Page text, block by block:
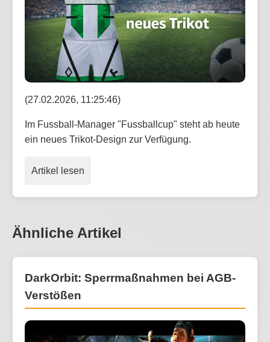
(27.02.2026, 11:25:46)
Im Fussball-Manager "Fussballcup" steht ab heute
ein neues Trikot-Design zur Verfügung.
Artikel lesen
Ähnliche Artikel
DarkOrbit: Sperrmaßnahmen bei AGB-
Verstößen